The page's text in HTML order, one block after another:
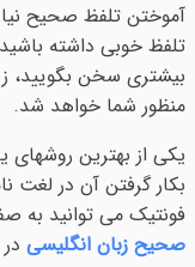
آموختن تلفظ صحیح
تلفظ خوبی داشته
بیشتری سخن بگویید،
منظور شما خواهد شد.
یکی از بهترین
بکار گرفتن آن در لغت
فونتیک می توانید به
صحیح زبان انگلیسی